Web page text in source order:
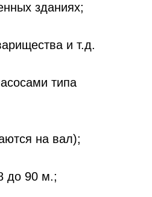
зданиях;
и т.д.
типа
на вал);
до 90 м.;